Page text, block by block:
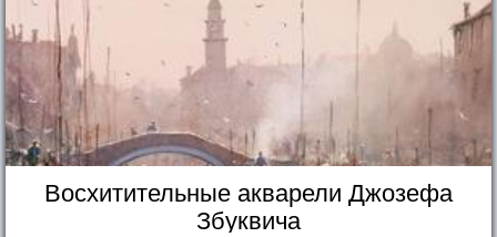
Восхитительные акварели Джозефа
Збуквича